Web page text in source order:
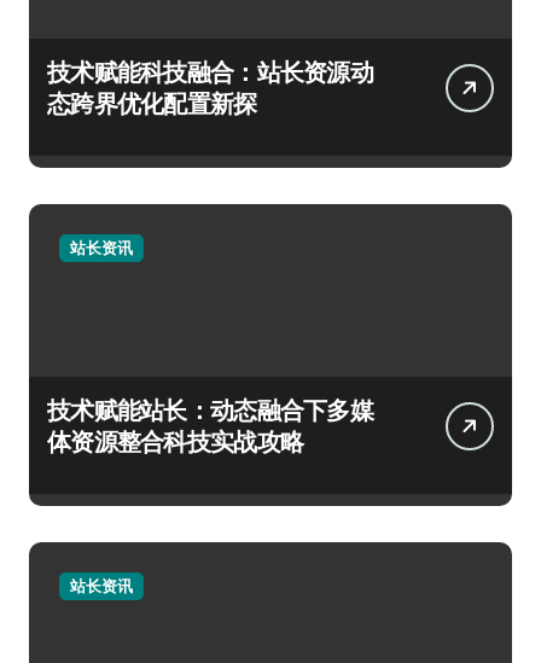
技术赋能科技融合：站长资源动
态跨界优化配置新探
站长资讯
技术赋能站长：动态融合下多媒
体资源整合科技实战攻略
站长资讯